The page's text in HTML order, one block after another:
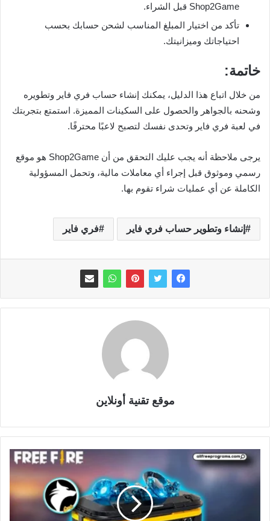
Shop2Game قبل الشراء.
تأكد من اختيار المبلغ المناسب لشحن حسابك بحسب
احتياجاتك وميزانيتك.
خاتمة:
من خلال اتباع هذا الدليل، يمكنك إنشاء حساب فري فاير وتطويره
وشحنه بالجواهر والحصول على السكينات المميزة. استمتع بتجربتك
في لعبة فري فاير وتحدى نفسك لتصبح لاعبًا محترفًا.
يرجى ملاحظة أنه يجب عليك التحقق من أن Shop2Game هو موقع
رسمي وموثوق قبل إجراء أي معاملات مالية، وتحمل المسؤولية
الكاملة عن أي عمليات شراء تقوم بها.
إنشاء وتطوير حساب فري فاير فري فاير
موقع تقنية أونلاين